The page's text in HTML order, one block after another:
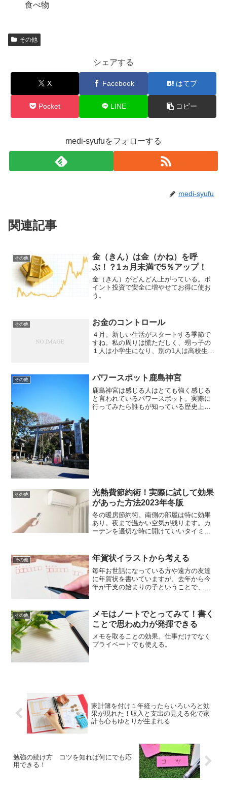
食べ物
その他
シェアする
X Facebook はてブ
Pocket LINE コピー
medi-syufuをフォローする
medi-syufu
関連記事
その他
金（きん）は金（かね）を呼
ぶ！？1ヵ月未満で5％アップ！
金（きん）がどんどん上がっている。ポ
イント投資で安全に増やせてお得に使お
う。
その他 お金のコントロール
４月。新しい生活がスタートする季節で
すね。私の周りは慌ただしく、甥っ子の
１人は小学生になり、別の1人は高校生に
ました。とってもおめでたい！そしてさ
らに私は国家試験を受けや...
その他 パワースポット鹿島神宮
鹿島神宮は感じる人はとても強く感じる
と言われているパワースポット。実際に
行ってみたら誰もが知っている歴史上の
その他
光熱費節約術！実際に試して効果
があった方法2023年冬版
冬の暖房節約術。南側の部屋は特に効果
あり。夜まで温かい空気が残ります。カ
ーテンを適切な時に開けていいタイミン
その他 年賀状イラストから考える
毎年お世話になっている方や遠方の友達
に年賀状を書いていますが、去年から今
年が干支の始まりの子ということで、イ
トの本を買い、気に入ったデザインを選
んでプリントアウトするだけ...
その他
メモはノートでとってみて！書く
ことで思わぬ力が発揮できる
メモを取ることの効果。仕事だけでなく
プライベートでも使える。
家計簿を付け１年経ったらいろいろと効
果が現れた！収入と支出の見える化で家
計も心もゆとりが生まれる
勉強の続け方 コツを知れば何にでも応
用できる！